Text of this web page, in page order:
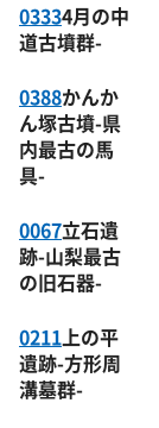
03334月の中
道古墳群-
0388かんか
ん塚古墳-県
内最古の馬
具-
0067立石遺
跡-山梨最古
の旧石器-
0211上の平
遺跡-方形周
溝墓群-